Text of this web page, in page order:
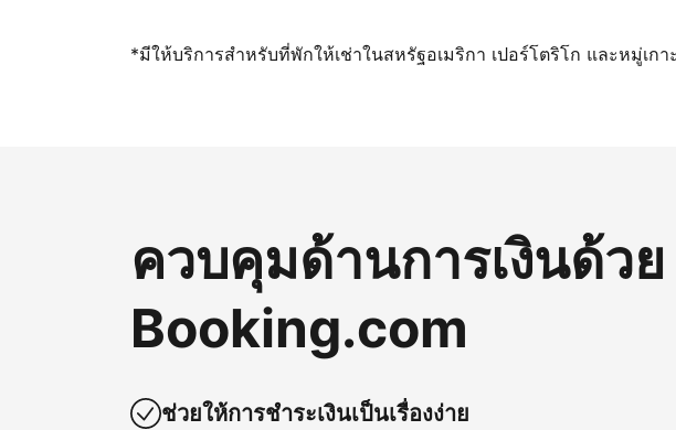
*มีให้บริการสำหรับที่พักให้เช่าในสหรัฐอเมริกา เปอร์โตริโก และหมู่เก
ควบคุมด้านการเงินด้ว
Booking.com
ช่วยให้การชำระเงินเป็นเรื่องง่าย